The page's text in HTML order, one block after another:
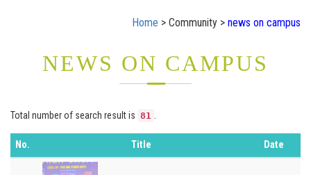
Home > Community > news on campus
NEWS ON CAMPUS
Total number of search result is 81
No. Title Date